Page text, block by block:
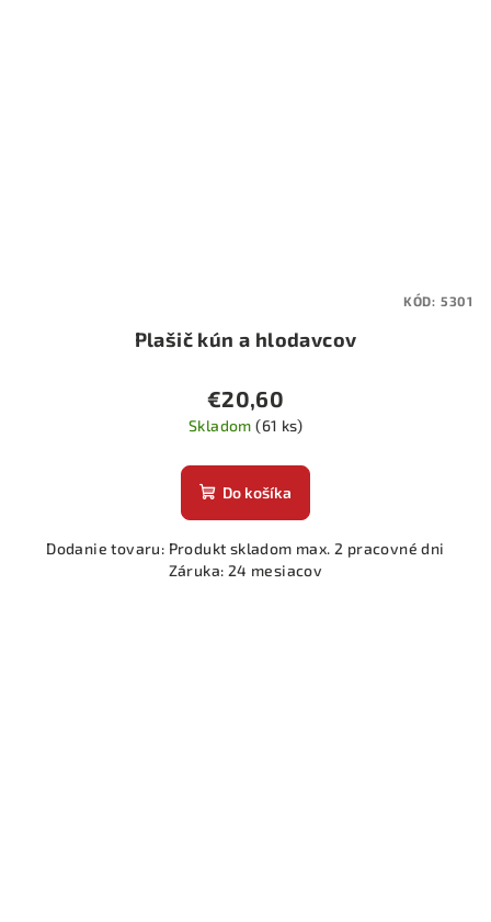
Plašič kún a hlodavcov
€20,60
Skladom(61 ks)
Do košíka
Dodanie tovaru: Produkt skladom max. 2 pracovné dni
Záruka: 24 mesiacov
KÓD: 5301